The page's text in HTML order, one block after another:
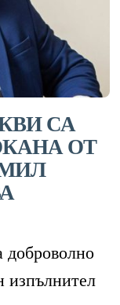
СА
ОТ
доброволно
изпълнител